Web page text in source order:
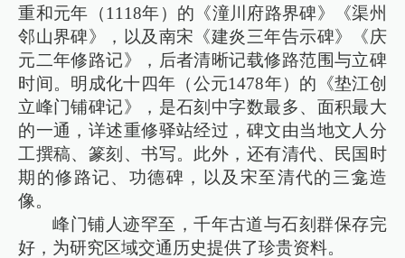
重和元年（1118年）的《潼川府路界碑》《渠州
邻山界碑》，以及南宋《建炎三年告示碑》《庆
元二年修路记》，后者清晰记载修路范围与立碑
时间。明成化十四年（公元1478年）的《垫江创
立峰门铺碑记》，是石刻中字数最多、面积最大
的一通，详述重修驿站经过，碑文由当地文人分
工撰稿、篆刻、书写。此外，还有清代、民国时
期的修路记、功德碑，以及宋至清代的三龛造
像。
峰门铺人迹罕至，千年古道与石刻群保存完
好，为研究区域交通历史提供了珍贵资料。